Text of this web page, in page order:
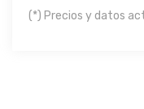
(*) Precios y datos